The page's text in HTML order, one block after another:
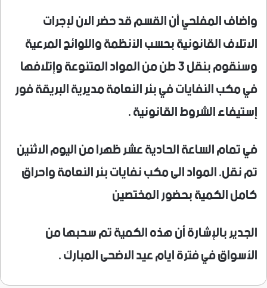
واضاف المفلحي أن القسم قد حضر الان لإجرات
الاتلاف القانونية بحسب الأنظمة واللوائح المرعية
وسنقوم بنقل 3 طن من المواد المتنوعة وإتلافها
في مكب النفايات في بئر النعامة مديرية البريقة فور
إستيفاء الشروط القانونية .
في تمام الساعة الحادية عشر ظهرا من اليوم الاثنين
تم نقل. المواد الى مكب نفايات بئر النعامة واحراق
كامل الكمية بحضور المختصين
الجدير بالإشارة أن هذه الكمية تم سحبها من
الأسواق في فترة ايام عيد الاضحى المبارك .